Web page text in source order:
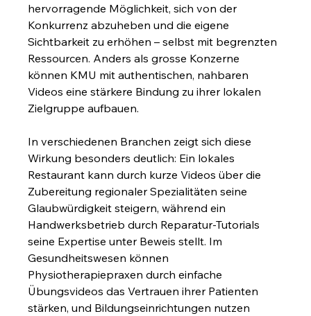
hervorragende Möglichkeit, sich von der
Konkurrenz abzuheben und die eigene
Sichtbarkeit zu erhöhen – selbst mit begrenzten
Ressourcen. Anders als grosse Konzerne
können KMU mit authentischen, nahbaren
Videos eine stärkere Bindung zu ihrer lokalen
Zielgruppe aufbauen.
In verschiedenen Branchen zeigt sich diese
Wirkung besonders deutlich: Ein lokales
Restaurant kann durch kurze Videos über die
Zubereitung regionaler Spezialitäten seine
Glaubwürdigkeit steigern, während ein
Handwerksbetrieb durch Reparatur-Tutorials
seine Expertise unter Beweis stellt. Im
Gesundheitswesen können
Physiotherapiepraxen durch einfache
Übungsvideos das Vertrauen ihrer Patienten
stärken, und Bildungseinrichtungen nutzen